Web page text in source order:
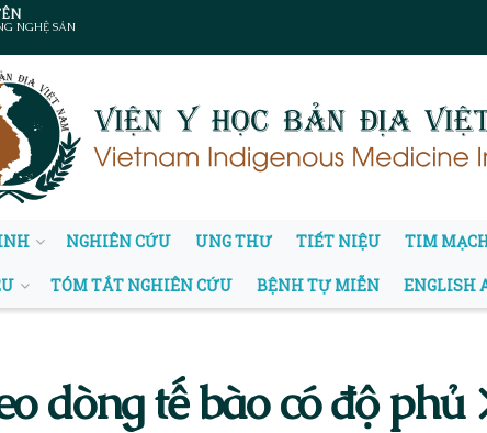
NGHỆ SẢN
NGHIÊN CỨU UNG THƯ TIẾT NIỆU TIM
TÓM TẮT NGHIÊN CỨU BỆNH TỰ MIỄN ENGLISH
dòng tế bào có độ phủ